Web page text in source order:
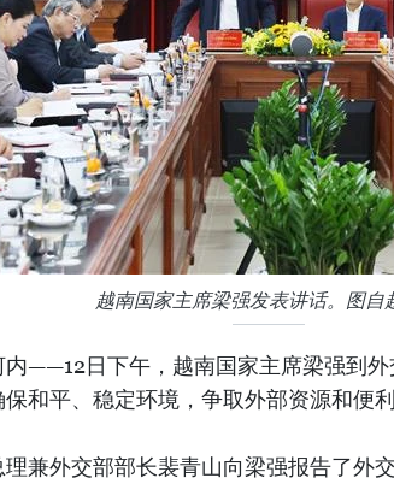
越南国家主席梁强发表讲话。图自
内——12日下午，越南国家主席梁强到
和平、稳定环境，争取外部资源和便
兼外交部部长裴青山向梁强报告了外